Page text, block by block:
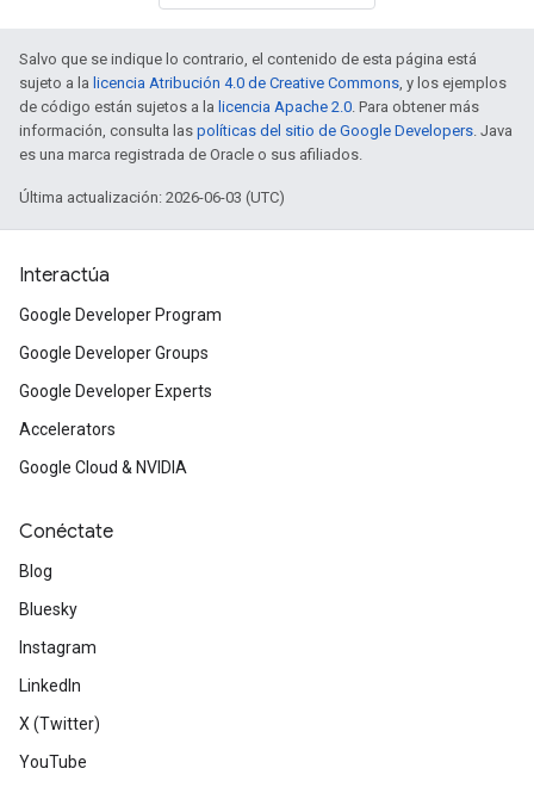
Salvo que se indique lo contrario, el contenido de esta página está
sujeto a la licencia Atribución 4.0 de Creative Commons, y los ejemplos
de código están sujetos a la licencia Apache 2.0. Para obtener más
información, consulta las políticas del sitio de Google Developers. Java
es una marca registrada de Oracle o sus afiliados.
Última actualización: 2026-06-03 (UTC)
Interactúa
Google Developer Program
Google Developer Groups
Google Developer Experts
Accelerators
Google Cloud & NVIDIA
Conéctate
Blog
Bluesky
Instagram
LinkedIn
X (Twitter)
YouTube